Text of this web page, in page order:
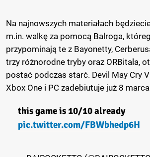
Na najnowszych materiałach
m.in. walkę za pomocą Balroga,
przypominają te z Bayonetty,
trzy różnorodne tryby oraz ORBitala,
postać podczas starć. Devil May Cry
Xbox One i PC zadebiutuje już 8
this game is 10/10 already
pic.twitter.com/FBWbhedp6H